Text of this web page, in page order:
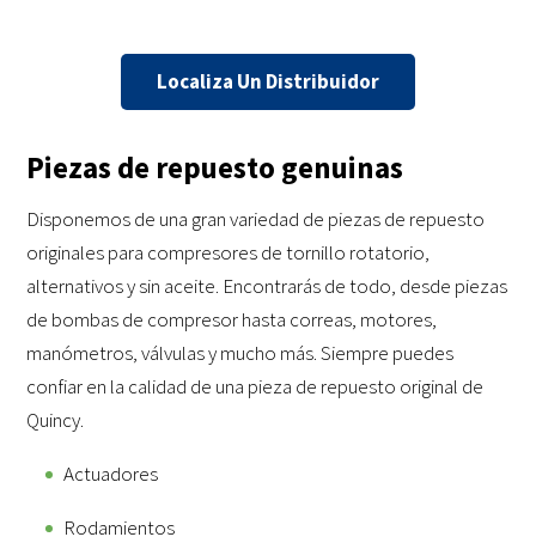
Localiza Un Distribuidor
Piezas de repuesto genuinas
Disponemos de una gran variedad de piezas de repuesto
originales para compresores de tornillo rotatorio,
alternativos y sin aceite. Encontrarás de todo, desde piezas
de bombas de compresor hasta correas, motores,
manómetros, válvulas y mucho más. Siempre puedes
confiar en la calidad de una pieza de repuesto original de
Quincy.
Actuadores
Rodamientos